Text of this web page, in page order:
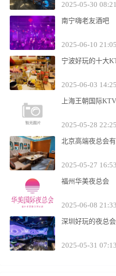
2025-05-30
南宁嗨老友酒吧
2025-06-10
宁波好玩的十大
2025-06-03
上海王朝国际
2025-05-28
北京高端夜总会
2025-05-27
福州华美夜总会
2025-06-08
深圳好玩的夜总
2025-05-31